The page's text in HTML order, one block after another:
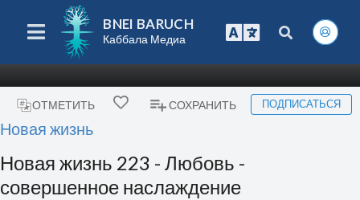
BNEI BARUCH
Каббала Медиа
ОТМЕТИТЬ СОХРАНИТЬ ПОДПИСАТЬСЯ
Новая жизнь
Новая жизнь 223 - Любовь -
совершенное наслаждение